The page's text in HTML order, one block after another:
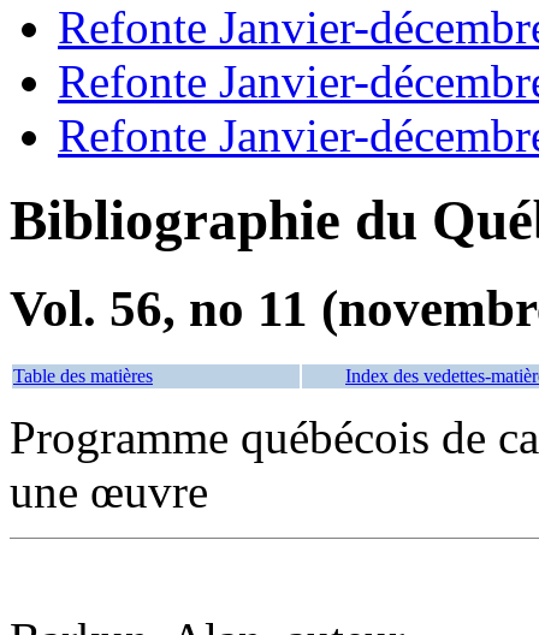
Refonte Janvier-
Refonte Janvier-
Refonte Janvier-
Bibliographie du
Vol. 56, no 11
Table des matières Index des vedettes-
Programme québécois de
une œuvre